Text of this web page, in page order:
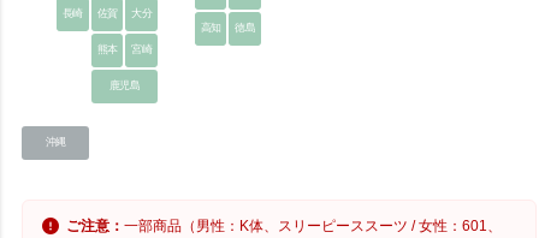
長崎 佐賀
大分
高知
徳島
熊本
宮崎
鹿児島
沖縄
ご注意：一部商品（男性：K体、スリーピーススーツ / 女性：601、